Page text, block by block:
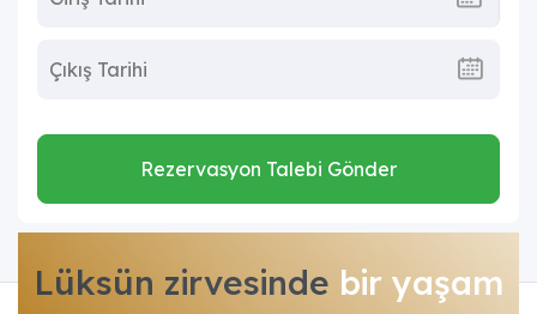
Rezervasyon Talebi Gönder
Lüksün zirvesinde bir yaşam